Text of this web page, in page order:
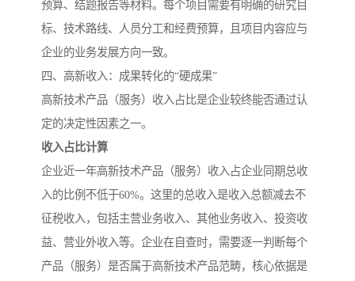
预算、结题报告等材料。每个项目需要有明确的研究目
标、技术路线、人员分工和经费预算，且项目内容应与
企业的业务发展方向一致。
四、高新收入：成果转化的“硬成果”
高新技术产品（服务）收入占比是企业较终能否通过认
定的决定性因素之一。
收入占比计算
企业近一年高新技术产品（服务）收入占企业同期总收
入的比例不低于60%。这里的总收入是收入总额减去不
征税收入，包括主营业务收入、其他业务收入、投资收
益、营业外收入等。企业在自查时，需要逐一判断每个
产品（服务）是否属于高新技术产品范畴，核心依据是